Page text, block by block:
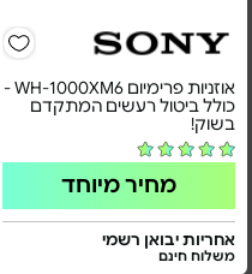
אוזניות פרימיום WH-1000XM6 -
כולל ביטול רעשים המתקדם
בשוק!
מחיר מיוחד
אחריות יבואן רשמי
משלוח חינם